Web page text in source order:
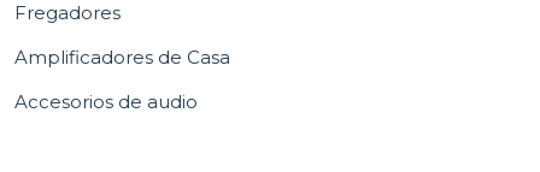
Fregadores
Amplificadores de Casa
Accesorios de audio